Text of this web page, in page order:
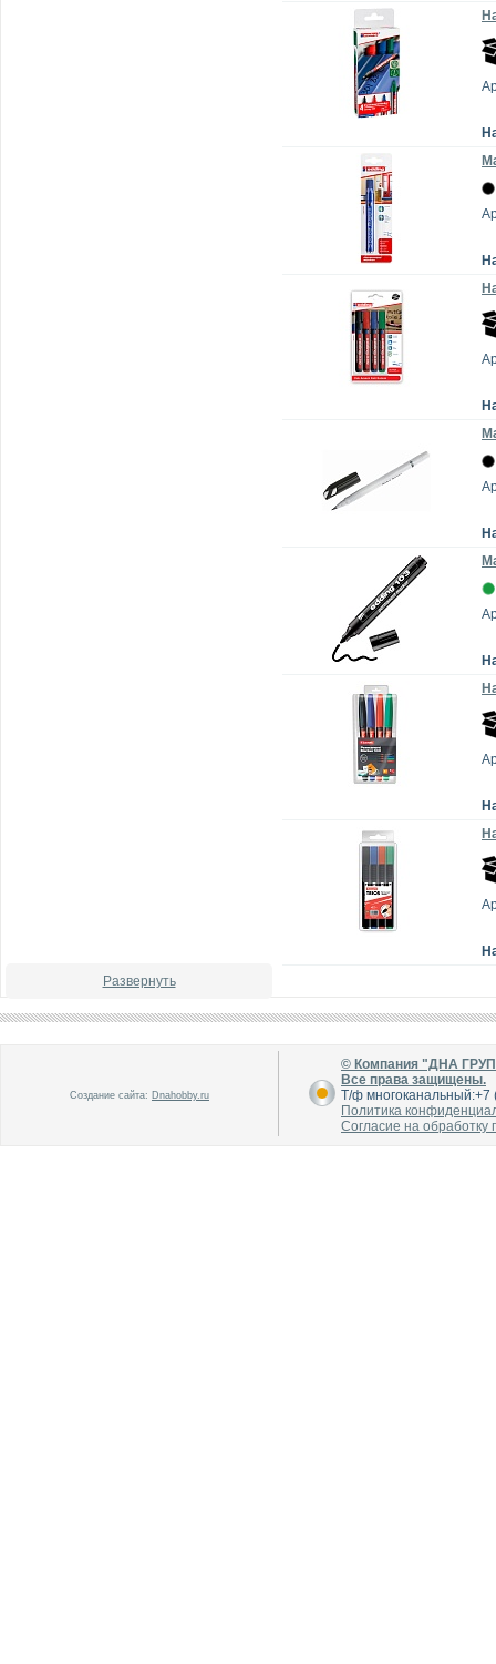
Развернуть
Создание сайта: Dnahobby.ru
© Компания "ДНА
Все права защищены.
Т/ф
Политика
Согласие на